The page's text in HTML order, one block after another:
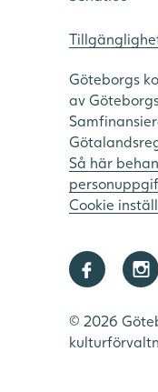
Göteborgs
av
Så här
Cookie
© 2026